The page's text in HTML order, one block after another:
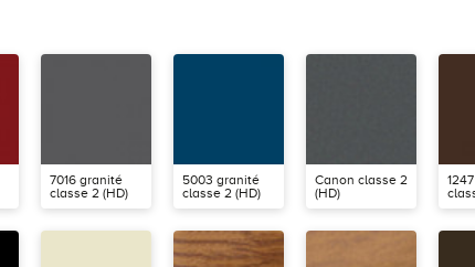
7016 granité
classe 2 (HD)
5003 granité
classe 2 (HD)
Canon classe 2
(HD)